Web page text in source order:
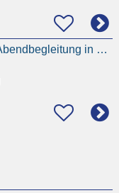
liebevolle Morgen- und Abendbegleitung in Othmarschen für Senior privat gesucht